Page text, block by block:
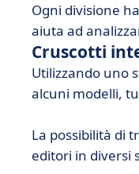
Ogni divisione
aiuta ad
Cruscotti
Utilizzando uno
alcuni modelli,
La possibilità di
editori in diversi